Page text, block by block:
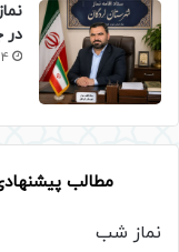
در
4 دقیقه پیش
مطالب
نماز شب